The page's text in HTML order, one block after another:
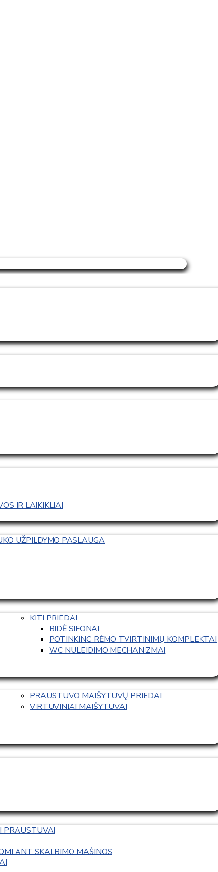
IR LAIKIKLIAI
UŽPILDYMO PASLAUGA
KITI PRIEDAI
BIDĖ SIFONAI
POTINKINO RĖMO TVIRTINIMŲ KOMPLEKTAI
WC NULEIDIMO MECHANIZMAI
PRAUSTUVO MAIŠYTUVŲ PRIEDAI
VIRTUVINIAI MAIŠYTUVAI
PRAUSTUVAI
ANT SKALBIMO MAŠINOS